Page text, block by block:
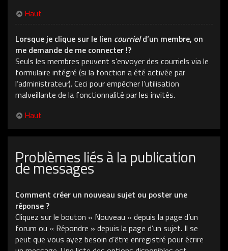
Haut
Lorsque je clique sur le lien courrield’un membre, on
me demande de me connecter !?
Seuls les membres peuvent s’envoyer des courriels via le
formulaire intégré (si la fonction a été activée par
l’administrateur). Ceci pour empêcher l’utilisation
malveillante de la fonctionnalité par les invités.
Haut
Problèmes liés à la publication
de messages
Comment créer un nouveau sujet ou poster une
réponse ?
Cliquez sur le bouton « Nouveau » depuis la page d’un
forum ou « Répondre » depuis la page d’un sujet. Il se
peut que vous ayez besoin d’être enregistré pour écrire